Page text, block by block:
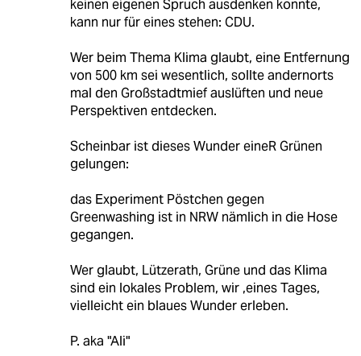
keinen eigenen Spruch ausdenken konnte,
kann nur für eines stehen: CDU.
Wer beim Thema Klima glaubt, eine Entfernung
von 500 km sei wesentlich, sollte andernorts
mal den Großstadtmief auslüften und neue
Perspektiven entdecken.
Scheinbar ist dieses Wunder eineR Grünen
gelungen:
das Experiment Pöstchen gegen
Greenwashing ist in NRW nämlich in die Hose
gegangen.
Wer glaubt, Lützerath, Grüne und das Klima
sind ein lokales Problem, wir ,eines Tages,
vielleicht ein blaues Wunder erleben.
P. aka "Ali"